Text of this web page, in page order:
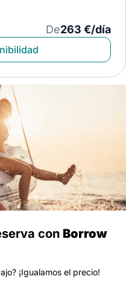
De263 €/día
con Borrow
¡Igualamos el precio!